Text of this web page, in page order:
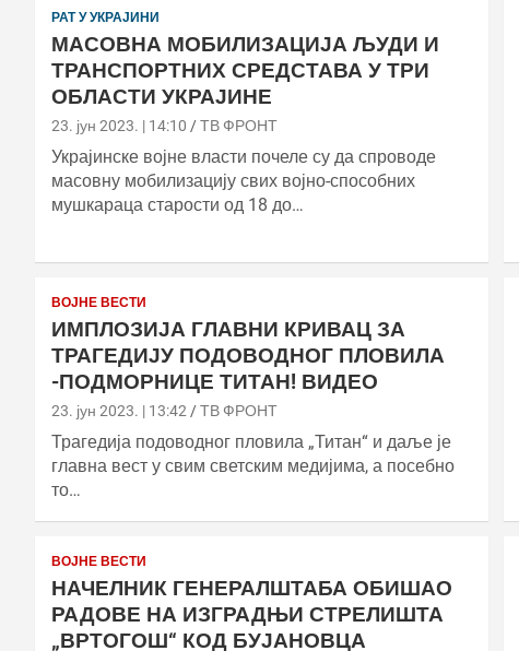
РАТ У УКРАЈИНИ
МАСОВНА МОБИЛИЗАЦИЈА ЉУДИ И
ТРАНСПОРТНИХ СРЕДСТАВА У ТРИ
ОБЛАСТИ УКРАЈИНЕ
23. јун 2023. | 14:10 ТВ ФРОНТ
Украјинске војне власти почеле су да спроводе
масовну мобилизацију свих војно-способних
мушкараца старости од 18 до…
ВОЈНЕ ВЕСТИ
ИМПЛОЗИЈА ГЛАВНИ КРИВАЦ ЗА
ТРАГЕДИЈУ ПОДОВОДНОГ ПЛОВИЛА
-ПОДМОРНИЦЕ ТИТАН! ВИДЕО
23. јун 2023. | 13:42 ТВ ФРОНТ
Трагедија подоводног пловила „Титан“ и даље је
главна вест у свим светским медијима, а посебно
то…
ВОЈНЕ ВЕСТИ
НАЧЕЛНИК ГЕНЕРАЛШТАБА ОБИШАО
РАДОВЕ НА ИЗГРАДЊИ СТРЕЛИШТА
„ВРТОГОШ“ КОД БУЈАНОВЦА